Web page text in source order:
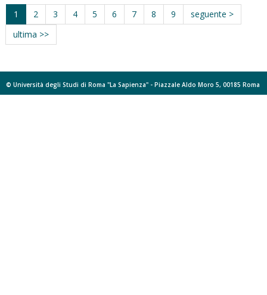
1 2 3 4 5 6 7 8 9
seguente >
ultima >>
© Università degli Studi di Roma "La Sapienza" - Piazzale Aldo Moro 5, 00185 Roma